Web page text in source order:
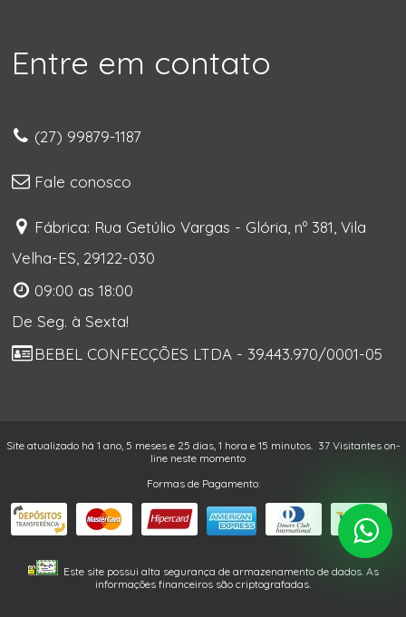
Entre em contato
(27) 99879-1187
Fale conosco
Fábrica: Rua Getúlio Vargas - Glória, nº 381, Vila
Velha-ES, 29122-030
09:00 as 18:00
De Seg. à Sexta!
BEBEL CONFECÇÕES LTDA - 39.443.970/0001-05
Site atualizado há 1 ano, 5 meses e 25 dias, 1 hora e 15 minutos. 37 Visitantes on-
line neste momento
Formas de Pagamento:
Este site possui alta segurança de armazenamento de dados. As
informações financeiros são criptografadas.